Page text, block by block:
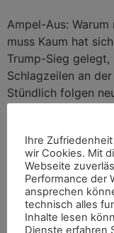
Ampel-Aus:
muss Kaum hat
Trump-Sieg
Schlagzeilen an
Stündlich folgen
kommen kaum
Warum
mehr
Ihre
wir Cookies. Mit
Webseite
Performance der
ansprechen
technisch alles
Inhalte lesen
Dienste erfahren